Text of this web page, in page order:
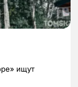
ищут